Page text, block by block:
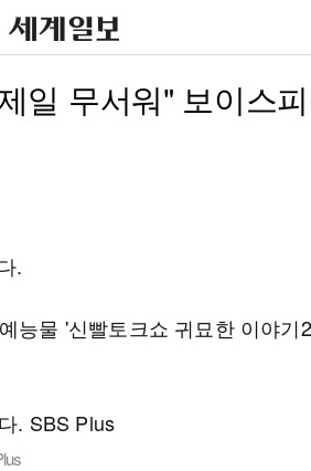
일 무서워" 보이스
.
능물 '신빨토크쇼 귀묘한 이야기